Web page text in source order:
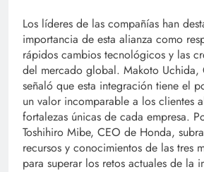
Los líderes de las compañías han
importancia de esta alianza como
rápidos cambios tecnológicos y las
del mercado global. Makoto Uchida,
señaló que esta integración tiene el
un valor incomparable a los clientes
fortalezas únicas de cada empresa.
Toshihiro Mibe, CEO de Honda,
recursos y conocimientos de las tres
para superar los retos actuales de la